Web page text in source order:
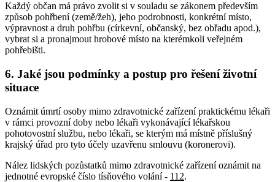
Každý občan má právo zvolit si v souladu se zákonem především
způsob pohřbení (země/žeh), jeho podrobnosti, konkrétní místo,
výpravnost a druh pohřbu (církevní, občanský, bez obřadu apod.),
vybrat si a pronajmout hrobové místo na kterémkoli veřejném
pohřebišti.
6. Jaké jsou podmínky a postup pro řešení životní
situace
Oznámit úmrtí osoby mimo zdravotnické zařízení praktickému lékaři
v rámci provozní doby nebo lékaři vykonávající lékařskou
pohotovostní službu, nebo lékaři, se kterým má místně příslušný
krajský úřad pro tyto účely uzavřenu smlouvu (koronerovi).
Nález lidských pozůstatků mimo zdravotnické zařízení oznámit na
jednotné evropské číslo tísňového volání - 112.